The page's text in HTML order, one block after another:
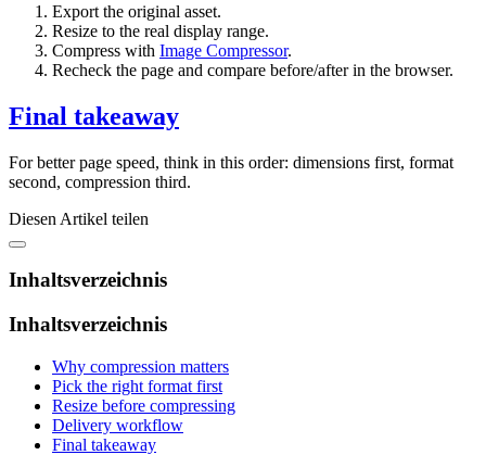
Export the original asset.
Resize to the real display range.
Compress with Image Compressor.
Recheck the page and compare before/after in the browser.
Final takeaway
For better page speed, think in this order: dimensions first, format
second, compression third.
Diesen Artikel teilen
Inhaltsverzeichnis
Inhaltsverzeichnis
Why compression matters
Pick the right format first
Resize before compressing
Delivery workflow
Final takeaway